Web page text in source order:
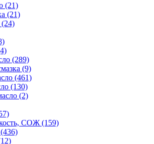
(21)
(21)
(24)
(289)
(9)
(461)
(130)
(2)
СОЖ (159)